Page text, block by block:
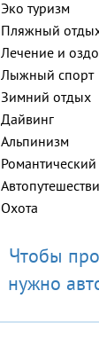
Эко туризм
Пляжный
Лечение и
Лыжный спорт
Зимний отдых
Дайвинг
Альпинизм
Охота
Чтобы
нужно